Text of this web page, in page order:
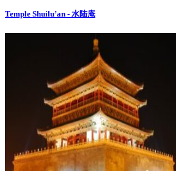
Temple Shuilu’an - 水陆庵